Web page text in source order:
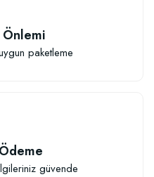
455,88 TL
Önlemi
paketleme
güvende